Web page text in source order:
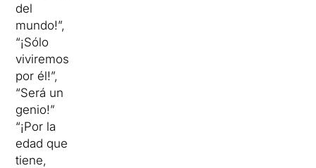
del
mundo!”,
“¡Sólo
viviremos
por él!”,
“Será un
genio!”
“¡Por la
edad que
tiene,